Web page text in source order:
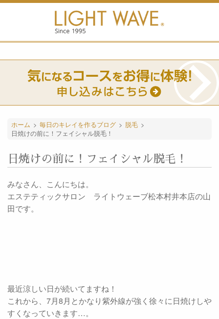
ホーム > 毎日のキレイを作るブログ > 脱毛 >
日焼けの前に！フェイシャル脱毛！
日焼けの前に！フェイシャル脱毛！
みなさん、こんにちは。
エステティックサロン ライトウェーブ松本村井本店の山
田です。
最近涼しい日が続いてますね！
これから、7月8月とかなり紫外線が強く徐々に日焼けしや
すくなっていきます…。